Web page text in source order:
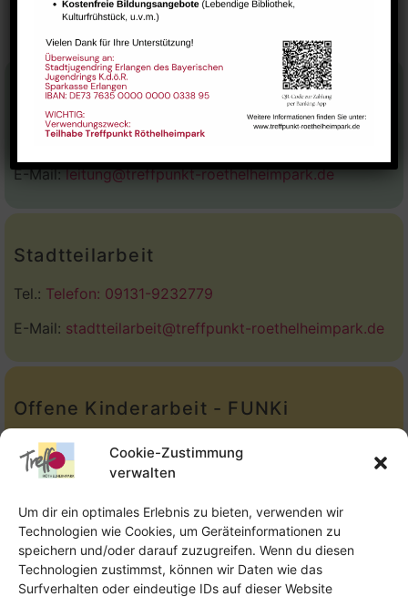
Cookie-Zustimmung
verwalten
Um dir ein optimales Erlebnis zu bieten, verwenden wir
Technologien wie Cookies, um Geräteinformationen zu
speichern und/oder darauf zuzugreifen. Wenn du diesen
Technologien zustimmst, können wir Daten wie das
Surfverhalten oder eindeutige IDs auf dieser Website
5 JAHRE
Stadtteilhaus
09131-9232777
E-Mail:leitung@treffpunkt-roethelheimpark.de
Stadtteilarbeit
Tel.: Telefon: 09131-9232779
E-Mail: stadtteilarbeit@treffpunkt-roethelheimpark.de
Offene Kinderarbeit - FUNKi
Tel.:Telefon: 09131-610749
E-Mail:oka@treffpunkt-roethelheimpark.de
Offene Jugendarbeit - Easthouse